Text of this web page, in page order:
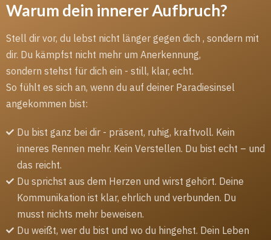
Warum dein innerer Aufbruch?
Stell dir vor, du lebst nicht länger gegen dich , sondern mit
dir. Du kämpfst nicht mehr um Anerkennung,
sondern stehst für dich ein - still, klar, echt.
So fühlt es sich an, wenn du auf deiner Paradiesinsel
angekommen bist:
Du bist ganz bei dir - präsent, ruhig, kraftvoll. Kein
inneres Rennen mehr. Kein Verstellen. Du bist echt – und
das reicht.
Du sprichst aus dem Herzen und wirst gehört. Deine
Kommunikation ist klar, ehrlich und verbunden. Du
musst nichts mehr beweisen.
Du weißt, wer du bist und wo du hingehst. Dein Leben